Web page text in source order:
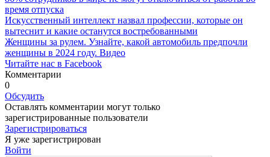
время отпуска
Искусственный интеллект назвал профессии, которые он
вытеснит и какие останутся востребованными
Женщины за рулем. Узнайте, какой автомобиль предпочли
женщины в 2024 году. Видео
Читайте нас в Facebook
Комментарии
0
Обсудить
Оставлять комментарии могут только
зарегистрированные пользователи
Зарегистрироваться
Я уже зарегистрирован
Войти